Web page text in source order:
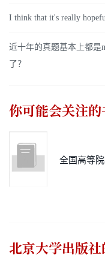
I think that it's really
近十年的真题基本上都是
了？
你可能会关注的
北京大学出版社